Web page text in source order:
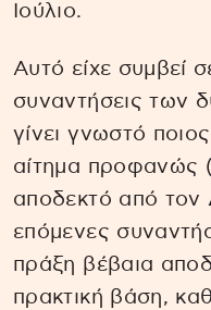
Ιούλιο.
Αυτό είχε συμβεί
συναντήσεις των
γίνει γνωστό
αίτημα προφανώς
αποδεκτό από τον
επόμενες
πράξη βέβαια
πρακτική βάση,